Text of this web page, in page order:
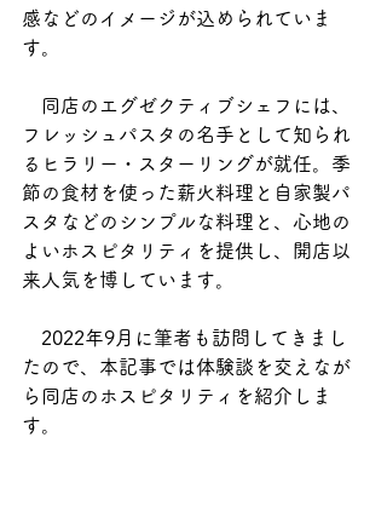
感などのイメージが込められていま
す。
同店のエグゼクティブシェフには、
フレッシュパスタの名手として知られ
るヒラリー・スターリングが就任。季
節の食材を使った薪火料理と自家製パ
スタなどのシンプルな料理と、心地の
よいホスピタリティを提供し、開店以
来人気を博しています。
2022年9月に筆者も訪問してきまし
たので、本記事では体験談を交えなが
ら同店のホスピタリティを紹介しま
す。